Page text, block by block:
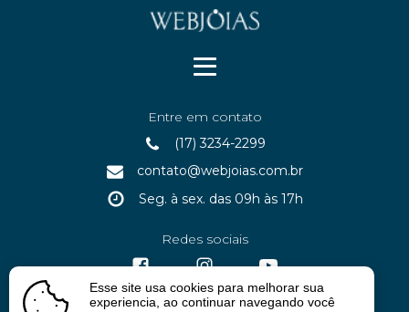
Entre em contato
(17) 3234-2299
contato@webjoias.com.br
Seg. à sex. das 09h às 17h
Redes sociais
Esse site usa cookies para melhorar sua
experiencia, ao continuar navegando você